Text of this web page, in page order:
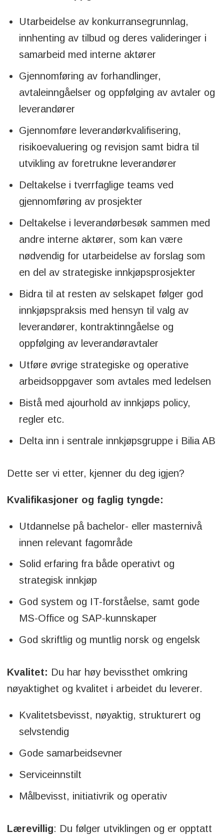
Utarbeidelse av konkurransegrunnlag,
innhenting av tilbud og deres valideringer i
samarbeid med interne aktører
Gjennomføring av forhandlinger,
avtaleinngåelser og oppfølging av avtaler og
leverandører
Gjennomføre leverandørkvalifisering,
risikoevaluering og revisjon samt bidra til
utvikling av foretrukne leverandører
Deltakelse i tverrfaglige teams ved
gjennomføring av prosjekter
Deltakelse i leverandørbesøk sammen med
andre interne aktører, som kan være
nødvendig for utarbeidelse av forslag som
en del av strategiske innkjøpsprosjekter
Bidra til at resten av selskapet følger god
innkjøpspraksis med hensyn til valg av
leverandører, kontraktinngåelse og
oppfølging av leverandøravtaler
Utføre øvrige strategiske og operative
arbeidsoppgaver som avtales med ledelsen
Bistå med ajourhold av innkjøps policy,
regler etc.
Delta inn i sentrale innkjøpsgruppe i Bilia AB
Dette ser vi etter, kjenner du deg igjen?
Kvalifikasjoner og faglig tyngde:
Utdannelse på bachelor- eller masternivå
innen relevant fagområde
Solid erfaring fra både operativt og
strategisk innkjøp
God system og IT-forståelse, samt gode
MS-Office og SAP-kunnskaper
God skriftlig og muntlig norsk og engelsk
Kvalitet: Du har høy bevissthet omkring
nøyaktighet og kvalitet i arbeidet du leverer.
Kvalitetsbevisst, nøyaktig, strukturert og
selvstendig
Gode samarbeidsevner
Serviceinnstilt
Målbevisst, initiativrik og operativ
Lærevillig: Du følger utviklingen og er opptatt